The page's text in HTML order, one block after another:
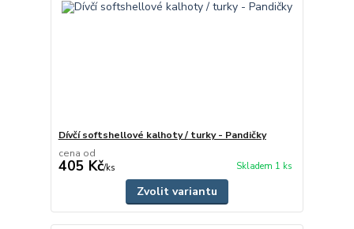
Dívčí softshellové kalhoty / turky - Pandičky
cena od
405 Kč/ks Skladem 1 ks
Zvolit variantu